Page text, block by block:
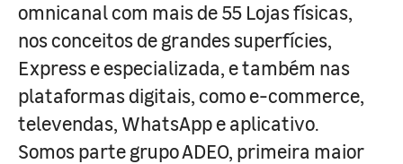
omnicanal com mais de 55 Lojas físicas,
nos conceitos de grandes superfícies,
Express e especializada, e também nas
plataformas digitais, como e-commerce,
televendas, WhatsApp e aplicativo.
Somos parte grupo ADEO, primeira maior